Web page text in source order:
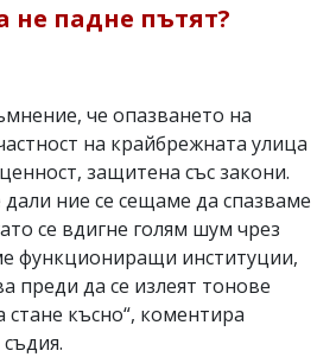
не падне пътят?
че опазването на
на крайбрежната улица
защитена със закони.
ние се сещаме да спазваме
се вдигне голям шум чрез
функциониращи институции,
преди да се излеят тонове
стане късно“, коментира